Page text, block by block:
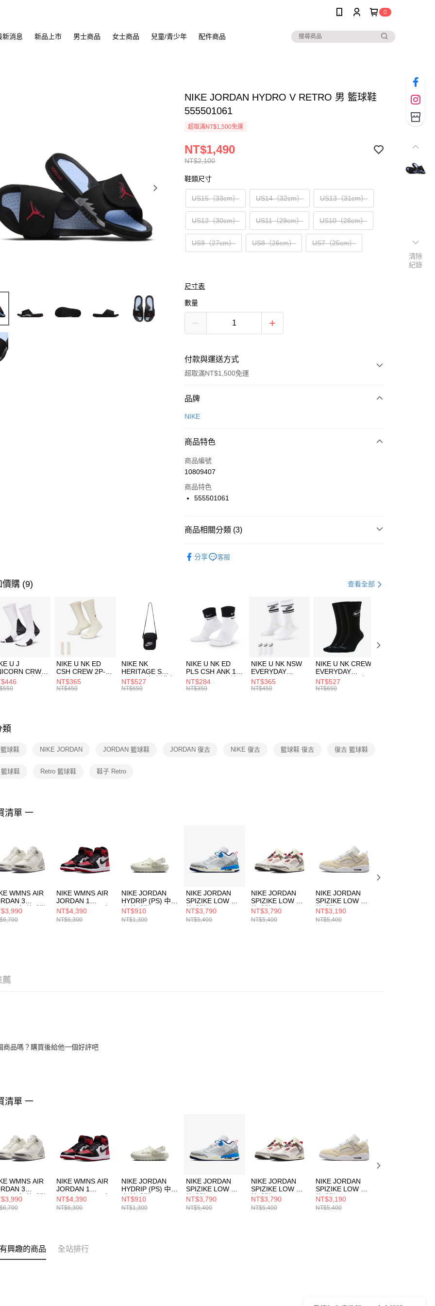
0
新消息 新品上市 男士商品 女士商品 兒童/青少年 配件商品
NIKE JORDAN HYDRO V RETRO 男 籃球鞋
555501061
超取滿NT$1,500免運
NT$2,100
NT$1,490
鞋類尺寸
US15（33cm） US14（32cm） US13（31cm）
US12（30cm） US11（29cm） US10（28cm）
US9（27cm） US8（26cm） US7（25cm）
尺寸表
數量
付款與運送方式
超取滿NT$1,500免運
付款方式
信用卡一次付款
合作金庫商業銀行
華南商業銀行
上海商業儲蓄銀行
國泰世華商業銀行
聯邦商業銀行
台新國際商業銀行
LINE Pay
Apple Pay
【關於「AFTEE先享後付」】
３．安心：先確認商品／服務後，再付款。
【「AFTEE先享後付」結帳流程】
１．於結帳方式選擇「AFTEE先享後付」後，將跳轉至「AFTEE先享後
付」結帳頁面，進行簡訊認證並確認金額後，即可完成結帳。
２．訂單成立數日內，您將收到繳費通知簡訊。
３．收到繳費通知簡訊後14天內，點擊此簡訊中的連結，可透過四大超商
／ATM／網路銀行／等多元方式進行付款，方視為交易完成。
※ 請注意：結帳手續完成當下不需立刻繳費，但若您需要取消訂單，請聯
絡購買商品的店家。未經商家同意取消之訂單仍視為有效，需透過AFTEE
先享後付繳納相關費用。
１．透過由恩沛科技股份有限公司提供之「AFTEE先享後付」服務完成之
交易，需依本服務之必要範圍內提供個人資料，並將交易相關給付款項請
形，恩沛科技股份有限公司將有權停止該用戶之使用額度並採取法律行
每筆NT$100，滿NT$1,500(含以上)免運費
每筆NT$100，滿NT$1,500(含以上)免運費
品牌
NIKE
商品特色
商品編號
10809407
商品特色
555501061
商品相關分類 (3)
分享 客服
價購 (9) 查看全部
U J
CRW
-160 男女 中
FZ3393100
NIKE U NK ED
CSH CREW 2P-
144 EMBRDY 男
女 短統襪
NT$365
NT$450
NIKE NK
HERITAGE S
SMIT 男女 側背包
BA5871010
NT$527
NT$650
NIKE U NK ED
PLS CSH ANK 1P
144 DBL 男 中統
襪 DH4058104
NT$284
NT$350
NIKE U NK NSW
EVERYDAY
ESSENTIAL CR
男女 短統襪
NT$365
NT$450
NIKE U NK CREW
EVERYDAY
BBALL 3PR 男女
長統襪
NT$527
NT$650
類
球鞋 NIKE JORDAN JORDAN 籃球鞋 JORDAN 復古 NIKE 復古 籃球鞋 復古 復古 籃球鞋
球鞋 Retro 籃球鞋 鞋子 Retro
清單 一
WMNS AIR
3
女 籃球鞋
NIKE WMNS AIR
JORDAN 1
RETRO HI OG 女
籃球鞋
FD2596602
NT$4,390
NT$6,300
NIKE JORDAN
HYDRIP (PS) 中大
童 籃球鞋
HF5982002
NT$910
NT$1,300
NIKE JORDAN
SPIZIKE LOW 男
籃球鞋
FQ1759110
NT$3,790
NT$5,400
NIKE JORDAN
SPIZIKE LOW 男
籃球鞋
FQ1759116
NT$3,790
NT$5,400
NIKE JORDAN
SPIZIKE LOW 男
籃球鞋
HV6528100
NT$3,190
NT$5,400
薦
商品嗎？購買後給他一個好評吧
清單 一
WMNS AIR
3
女 籃球鞋
NIKE WMNS AIR
JORDAN 1
RETRO HI OG 女
籃球鞋
FD2596602
NT$4,390
NT$6,300
NIKE JORDAN
HYDRIP (PS) 中大
童 籃球鞋
HF5982002
NT$910
NT$1,300
NIKE JORDAN
SPIZIKE LOW 男
籃球鞋
FQ1759110
NT$3,790
NT$5,400
NIKE JORDAN
SPIZIKE LOW 男
籃球鞋
FQ1759116
NT$3,790
NT$5,400
NIKE JORDAN
SPIZIKE LOW 男
籃球鞋
HV6528100
NT$3,190
NT$5,400
興趣的商品 全站排行
清除
紀錄